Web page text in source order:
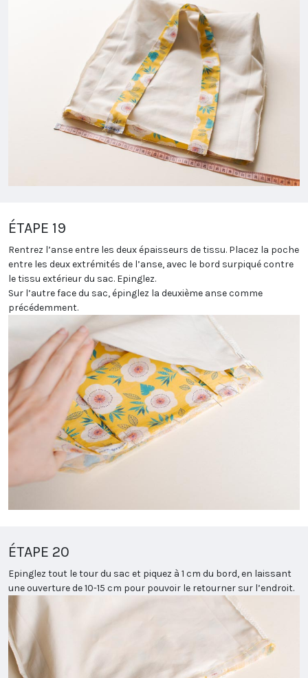
ÉTAPE 19
Rentrez l’anse entre les deux épaisseurs de tissu. Placez la poche
entre les deux extrémités de l’anse, avec le bord surpiqué contre
le tissu extérieur du sac. Epinglez.
Sur l’autre face du sac, épinglez la deuxième anse comme
précédemment.
ÉTAPE 20
Epinglez tout le tour du sac et piquez à 1 cm du bord, en laissant
une ouverture de 10-15 cm pour pouvoir le retourner sur l’endroit.